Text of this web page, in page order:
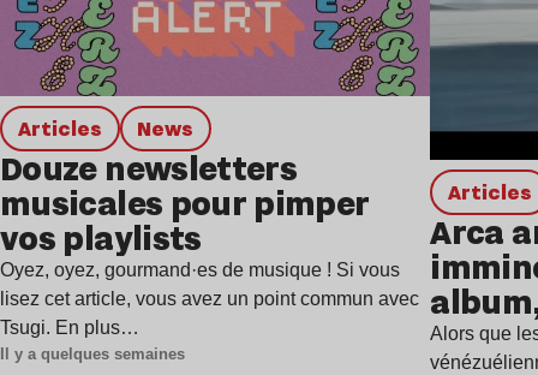
Articles news
Douze newsletters
musicales pour pimper
vos playlists
Oyez, oyez, gourmand·es de musique ! Si vous
lisez cet article, vous avez un point commun avec
Tsugi. En plus…
Il y a quelques semaines
Articles
Arca
Alors que